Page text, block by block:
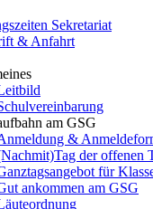
Sekretariat
& Anfahrt
am GSG
&
der offenen
für
ankommen am GSG